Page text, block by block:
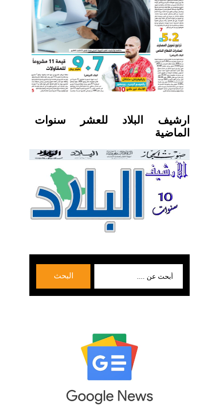
ارشيف البلاد للعشر سنوات
الماضية
البحث